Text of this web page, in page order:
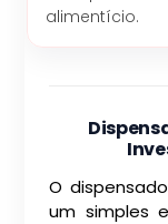
alimentício.
O
um simples